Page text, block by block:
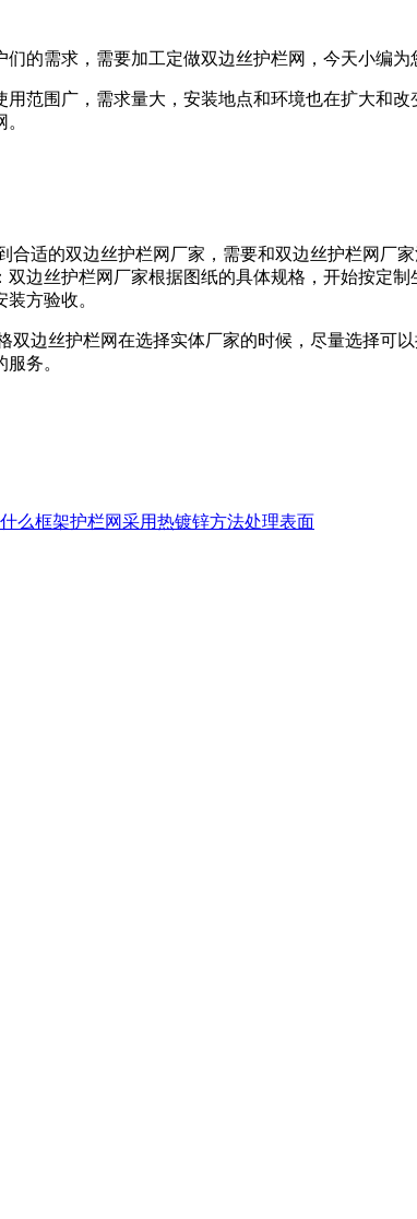
需求，需要加工定做双边丝护栏网，今天小编为
围广，需求量大，安装地点和环境也在扩大和改
的双边丝护栏网厂家，需要和双边丝护栏网厂家
边丝护栏网厂家根据图纸的具体规格，开始按定
方验收。
丝护栏网在选择实体厂家的时候，尽量选择可
务。
么框架护栏网采用热镀锌方法处理表面